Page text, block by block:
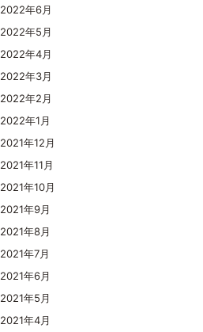
2022年6月
2022年5月
2022年4月
2022年3月
2022年2月
2022年1月
2021年12月
2021年11月
2021年10月
2021年9月
2021年8月
2021年7月
2021年6月
2021年5月
2021年4月